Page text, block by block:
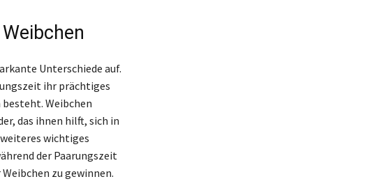
Unterschiede auf.
ihr prächtiges
Weibchen
das ihnen hilft, sich in
wichtiges
der Paarungszeit
zu gewinnen.